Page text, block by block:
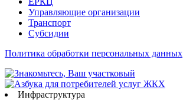
Управляющие организации
Транспорт
Субсидии
Политика обработки персональных данных
Инфраструктура